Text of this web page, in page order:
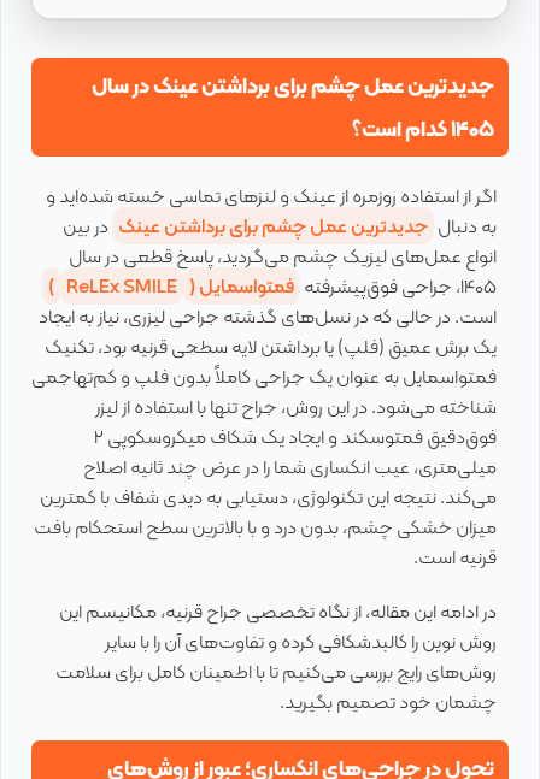
جدیدترین عمل چشم برای برداشتن عینک در سال
۱۴۰۵ کدام است؟
اگر از استفاده روزمره از عینک و لنزهای تماسی خسته شده‌اید و
به دنبال جدیدترین عمل چشم برای برداشتن عینک در بین
انواع عمل‌های لیزیک چشم می‌گردید، پاسخ قطعی در سال
۱۴۰۵، جراحی فوق‌پیشرفته
فمتواسمایل ( ReLEx SMILE
)
است. در حالی که در نسل‌های گذشته جراحی لیزری، نیاز به ایجاد
یک برش عمیق (فلپ) یا برداشتن لایه سطحی قرنیه بود، تکنیک
فمتواسمایل به عنوان یک جراحی کاملاً بدون فلپ و کم‌تهاجمی
شناخته می‌شود. در این روش، جراح تنها با استفاده از لیزر
فوق‌دقیق فمتوسکند و ایجاد یک شکاف میکروسکوپی ۲
میلی‌متری، عیب انکساری شما را در عرض چند ثانیه اصلاح
می‌کند. نتیجه این تکنولوژی، دستیابی به دیدی شفاف با کمترین
میزان خشکی چشم، بدون درد و با بالاترین سطح استحکام بافت
قرنیه است.
در ادامه این مقاله، از نگاه تخصصی جراح قرنیه، مکانیسم این
روش نوین را کالبدشکافی کرده و تفاوت‌های آن را با سایر
روش‌های رایج بررسی می‌کنیم تا با اطمینان کامل برای سلامت
چشمان خود تصمیم بگیرید.
تحول در جراحی‌های انکساری؛ عبور از روش‌های